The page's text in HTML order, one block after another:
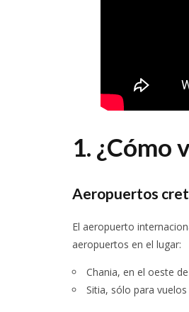
1. ¿Cómo
Aeropuertos
El aeropuerto
aeropuertos en el lugar:
Chania, en el oeste
Sitia, sólo para